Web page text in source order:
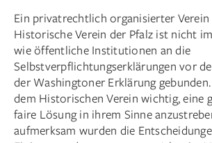
Ein privatrechtlich organisierter
Historische Verein der Pfalz ist nicht
wie öffentliche Institutionen an die
Selbstverpflichtungs­erklärungen vor
der Washingtoner Erklärung
dem Historischen Verein wichtig, eine
faire Lösung in ihrem Sinne
aufmerksam wurden die